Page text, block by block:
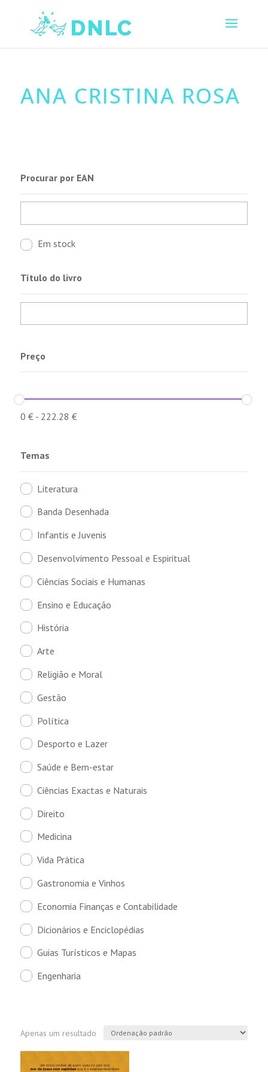
ANA CRISTINA ROSA
Procurar por EAN
Em stock
Título do livro
Preço
0 €- 222.28 €
Temas
Literatura
Banda Desenhada
Infantis e Juvenis
Desenvolvimento Pessoal e Espiritual
Ciências Sociais e Humanas
Ensino e Educação
História
Arte
Religião e Moral
Gestão
Política
Desporto e Lazer
Saúde e Bem-estar
Ciências Exactas e Naturais
Direito
Medicina
Vida Prática
Gastronomia e Vinhos
Economia Finanças e Contabilidade
Dicionários e Enciclopédias
Guias Turísticos e Mapas
Engenharia
Apenas um resultado